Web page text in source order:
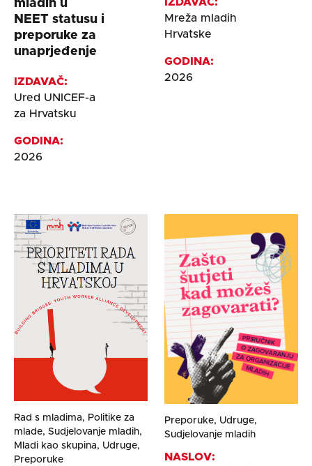
mladih u
NEET statusu i
preporuke za
unaprjeđenje
IZDAVAČ:
Ured UNICEF-a
za Hrvatsku
GODINA:
2026
IZDAVAČ:
Mreža mladih
Hrvatske
GODINA:
2026
Rad s mladima, Politike za
mlade, Sudjelovanje mladih,
Mladi kao skupina, Udruge,
Preporuke
Preporuke, Udruge,
Sudjelovanje mladih
NASLOV: